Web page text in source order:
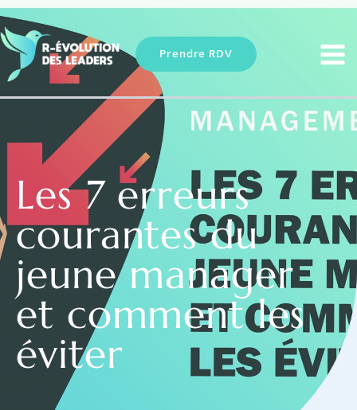
Aller
au
contenu
Prendre RDV
Les 7 erreurs
courantes du
jeune manager
et comment les
éviter